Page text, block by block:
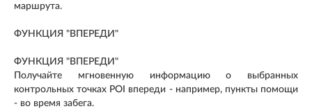
маршрута.
ФУНКЦИЯ "ВПЕРЕДИ"
ФУНКЦИЯ "ВПЕРЕДИ"
Получайте мгновенную информацию о выбранных
контрольных точках POI впереди - например, пункты помощи
- во время забега.